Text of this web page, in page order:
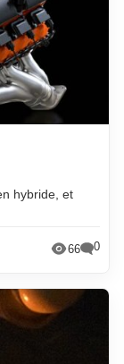
hybride, et
66 0